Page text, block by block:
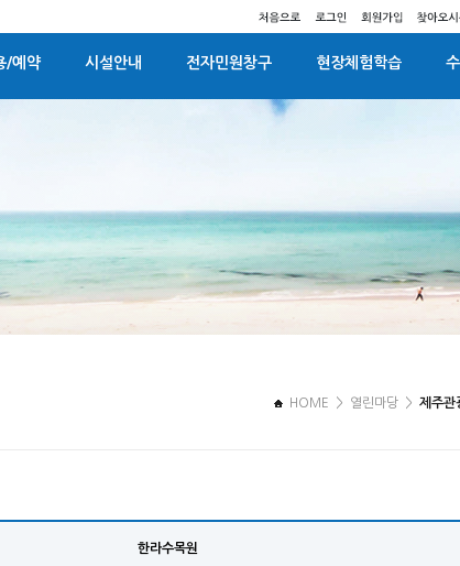
/예약 시설안내 전자민원창구 현장체험학습
HOME > 열린마당 > 제주관
한라수목원